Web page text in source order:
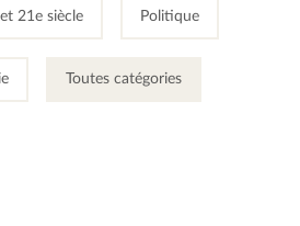
21e siècle Politique
Toutes catégories